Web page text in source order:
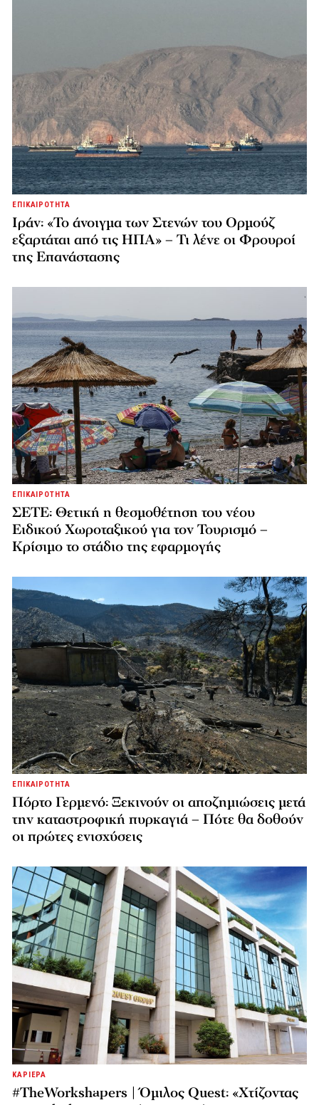
ΕΠΙΚΑΙΡΟΤΗΤΑ
Ιράν: «Το άνοιγμα των Στενών του Ορμούζ
εξαρτάται από τις ΗΠΑ» – Τι λένε οι Φρουροί
της Επανάστασης
ΕΠΙΚΑΙΡΟΤΗΤΑ
ΣΕΤΕ: Θετική η θεσμοθέτηση του νέου
Ειδικού Χωροταξικού για τον Τουρισμό –
Κρίσιμο το στάδιο της εφαρμογής
ΕΠΙΚΑΙΡΟΤΗΤΑ
Πόρτο Γερμενό: Ξεκινούν οι αποζημιώσεις μετά
την καταστροφική πυρκαγιά – Πότε θα δοθούν
οι πρώτες ενισχύσεις
ΚΑΡΙΕΡΑ
#TheWorkshapers | Όμιλος Quest: «Χτίζοντας